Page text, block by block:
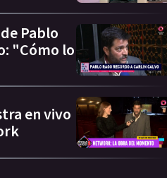
Pablo
"Cómo lo
en vivo